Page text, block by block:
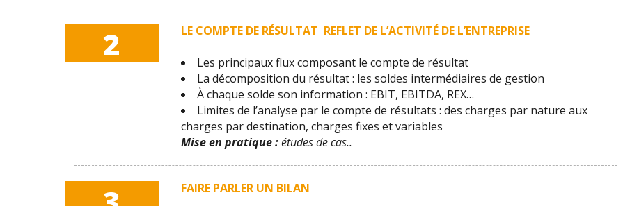
2 LE COMPTE DE RÉSULTAT REFLET DE L’ACTIVITÉ DE L’ENTREPRISE
Les principaux flux composant le compte de résultat
La décomposition du résultat : les soldes intermédiaires de gestion
À chaque solde son information : EBIT, EBITDA, REX…
Limites de l’analyse par le compte de résultats : des charges par nature aux
charges par destination, charges fixes et variables
Mise en pratique :études de cas..
FAIRE PARLER UN BILAN